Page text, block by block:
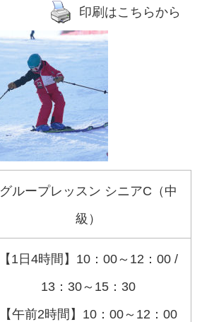
印刷はこちらから
グループレッスン シニアC（中
級）
【1日4時間】10：00～12：00 /
13：30～15：30
【午前2時間】10：00～12：00